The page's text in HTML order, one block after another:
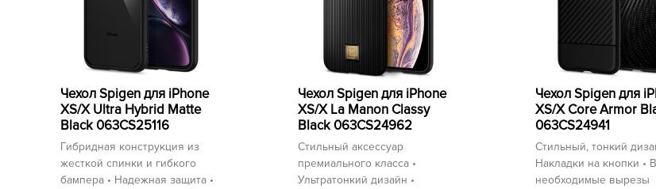
Чехол Spigen для iPhone
XS/X Ultra Hybrid Matte
Black 063CS25116
Гибридная конструкция из
жесткой спинки и гибкого
бампера • Надежная защита •
Чехол Spigen для iPhone
XS/X La Manon Classy
Black 063CS24962
Стильный аксессуар
премиального класса •
Ультратонкий дизайн •
Чехол Spigen для
XS/X Core Armor
063CS24941
Стильный, тонкий
Накладки на кнопки •
необходимые вырезы